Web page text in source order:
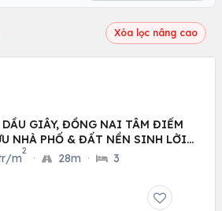
Xóa lọc nâng cao
ĐỒNG NAI TÂM ĐIỂM
NHÀ PHỐ & ĐẤT NỀN SINH LỜI
m
2
· 28m · 3